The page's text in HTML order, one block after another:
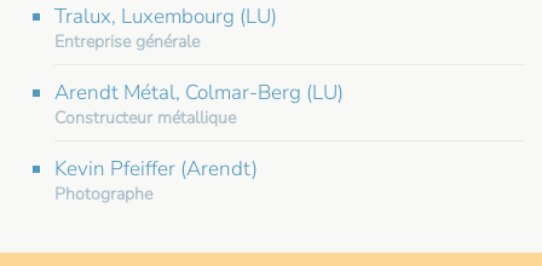
Tralux, Luxembourg (LU)
Entreprise générale
Arendt Métal, Colmar-Berg (LU)
Constructeur métallique
Kevin Pfeiffer (Arendt)
Photographe